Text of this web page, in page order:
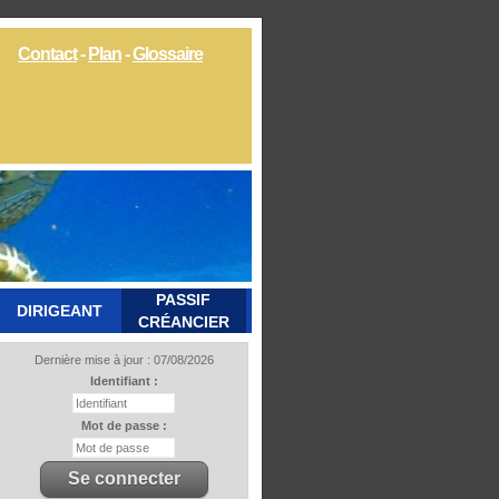
Contact- Plan-Glossaire
DIRIGEANT
PASSIF
CRÉANCIER
Dernière mise à jour : 07/08/2026
Identifiant :
Mot de passe :